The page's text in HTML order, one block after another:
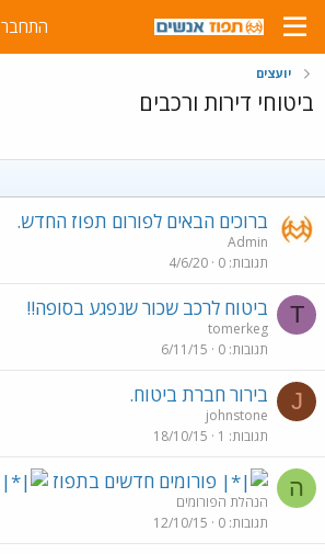
התחבר
יועצים
ביטוחי דירות ורכבים
ברוכים הבאים לפורום תפוז החדש.
Admin
תגובות 0
4/6/20
T ביטוח לרכב שכור שנפגע בסופה!!
tomerkeg
תגובות 0
6/11/15
J בירור חברת ביטוח.
johnstone
תגובות 1
18/10/15
ה פורומים חדשים בתפוז
הנהלת הפורומים
תגובות 0
12/10/15